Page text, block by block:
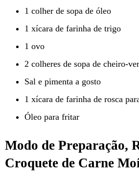
1 colher de sopa de óleo
1 xícara de farinha de trigo
1 ovo
2 colheres de sopa de cheiro-
Sal e pimenta a gosto
1 xícara de farinha de rosca
Óleo para fritar
Modo de Preparação,
Croquete de Carne